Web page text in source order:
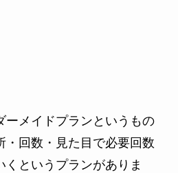
ーメイドプランというもの
・回数・見た目で必要回数
くというプランがありま